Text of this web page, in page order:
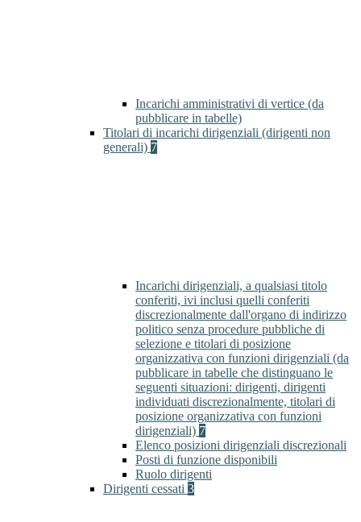
Incarichi amministrativi di vertice (da
pubblicare in tabelle)
Titolari di incarichi dirigenziali (dirigenti non
generali) 7
Incarichi dirigenziali, a qualsiasi titolo
conferiti, ivi inclusi quelli conferiti
discrezionalmente dall'organo di indirizzo
politico senza procedure pubbliche di
selezione e titolari di posizione
organizzativa con funzioni dirigenziali (da
pubblicare in tabelle che distinguano le
seguenti situazioni: dirigenti, dirigenti
individuati discrezionalmente, titolari di
posizione organizzativa con funzioni
dirigenziali) 7
Elenco posizioni dirigenziali discrezionali
Posti di funzione disponibili
Ruolo dirigenti
Dirigenti cessati 3